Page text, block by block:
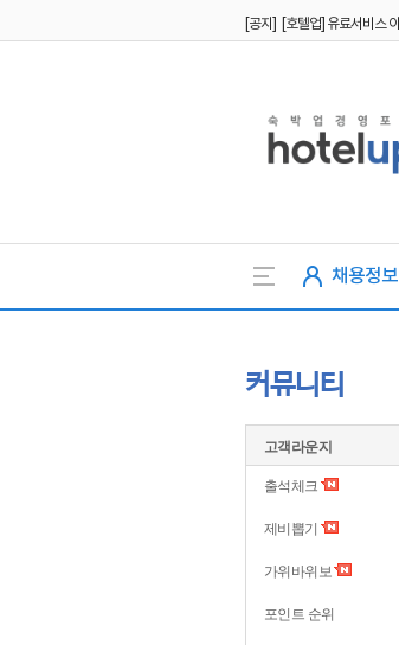
채용정보
커뮤니티
고객라운지
출석체크
제비뽑기
가위바위보
포인트 순위